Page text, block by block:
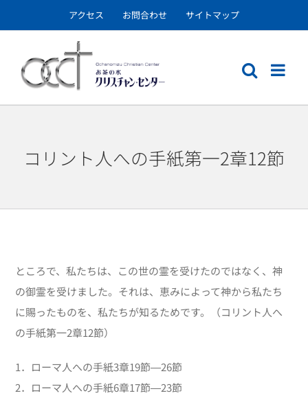
to
アクセス お問合わせ サイトマップ
コリント人への手紙第一2章12節
ところで、私たちは、この世の霊を受けたのではなく、神
の御霊を受けました。それは、恵みによって神から私たち
に賜ったものを、私たちが知るためです。（コリント人へ
の手紙第一2章12節）
1．ローマ人への手紙3章19節―26節
2．ローマ人への手紙6章17節―23節